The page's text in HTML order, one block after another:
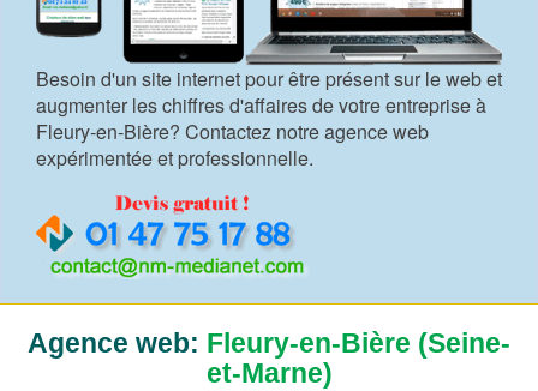
Besoin d'un site internet pour être présent sur le web et
augmenter les chiffres d'affaires de votre entreprise à
Fleury-en-Bière? Contactez notre agence web
expérimentée et professionnelle.
Agence web: Fleury-en-Bière (Seine-
et-Marne)